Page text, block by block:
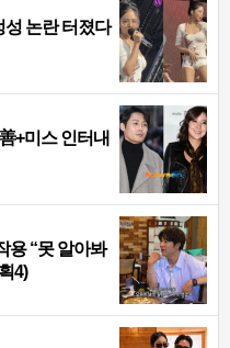
논란 터졌다
+미스 인터내
용 “못 알아봐
4)